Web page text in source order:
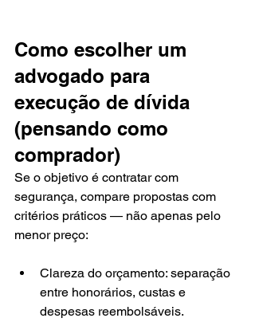
Como escolher um
advogado para
execução de dívida
(pensando como
comprador)
Se o objetivo é contratar com
segurança, compare propostas com
critérios práticos — não apenas pelo
menor preço:
Clareza do orçamento: separação
entre honorários, custas e
despesas reembolsáveis.